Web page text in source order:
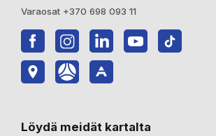
Varaosat +370 698 093 11
Löydä meidät kartalta